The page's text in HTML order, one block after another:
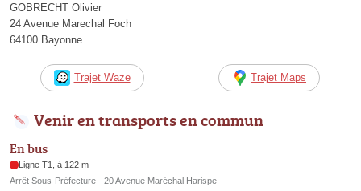
GOBRECHT Olivier
24 Avenue Marechal Foch
64100 Bayonne
Trajet Waze Trajet Maps
Venir en transports en commun
En bus
Ligne T1, à 122 m
Arrêt Sous-Préfecture - 20 Avenue Maréchal Harispe